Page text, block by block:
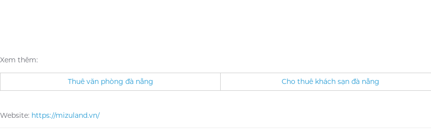
Xem thêm:
Thuê văn phòng đà nẵng Cho thuê khách sạn đà nẵng
Website: https://mizuland.vn/